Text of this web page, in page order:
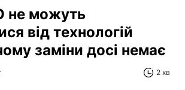
не можуть
від технологій
заміни досі немає
2 хв